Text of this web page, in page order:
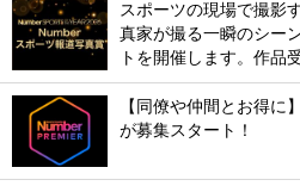
スポーツの現場で撮影
真家が撮る一瞬のシー
トを開催します。作品
【同僚や仲間とお得に
が募集スタート！